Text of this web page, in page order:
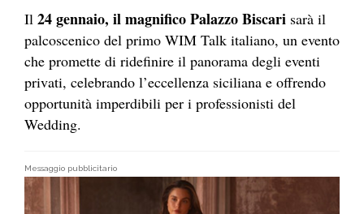
Il 24 gennaio, il magnifico Palazzo Biscari sarà il
palcoscenico del primo WIM Talk italiano, un evento
che promette di ridefinire il panorama degli eventi
privati, celebrando l’eccellenza siciliana e offrendo
opportunità imperdibili per i professionisti del
Wedding.
Messaggio pubblicitario